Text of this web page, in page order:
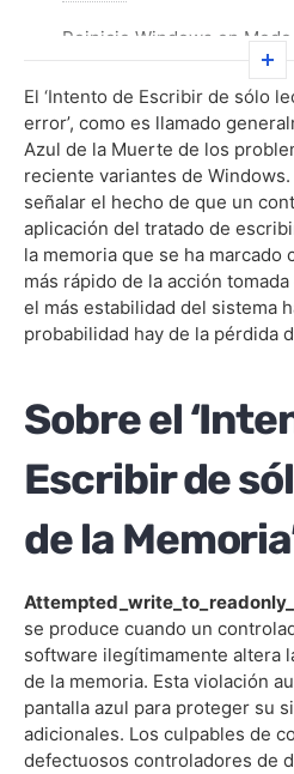
Reinicie Windows en
Controlador de
Ejecute Los Diagnósticos
Actualización de la BIOS
Ejecute el Solucionador de
Azul
Preguntas frecuentes
El ‘Intento de Escribir de sólo
error’, como es llamado
Azul de la Muerte de los
reciente variantes de
señalar el hecho de que un
aplicación del tratado de
la memoria que se ha marcado
más rápido de la acción
el más estabilidad del sistema
probabilidad hay de la pérdida
Sobre el
Escribir de
de la
se produce cuando un
software ilegítimamente altera
de la memoria. Esta violación
pantalla azul para proteger su
adicionales. Los culpables de
defectuosos controladores de